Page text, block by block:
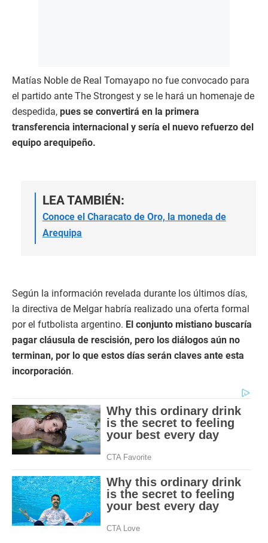
Matías Noble de Real Tomayapo no fue convocado para
el partido ante The Strongest y se le hará un homenaje de
despedida, pues se convertirá en la primera
transferencia internacional y sería el nuevo refuerzo del
equipo arequipeño.
LEA TAMBIÉN:
Conoce el Characato de Oro, la moneda de
Arequipa
Según la información revelada durante los últimos días,
la directiva de Melgar habría realizado una oferta formal
por el futbolista argentino. El conjunto mistiano buscaría
pagar cláusula de rescisión, pero los diálogos aún no
terminan, por lo que estos días serán claves ante esta
incorporación.